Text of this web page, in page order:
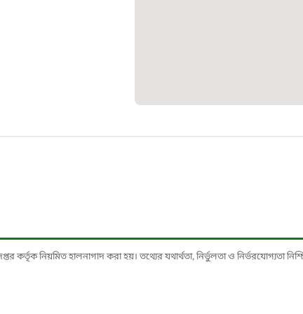
বাংলাদেশ
কর্তৃক নিয়মিত হালনাগাদ করা হয়। তথ্যের যথার্থতা, নির্ভুলতা ও নির্ভরযোগ্যতা